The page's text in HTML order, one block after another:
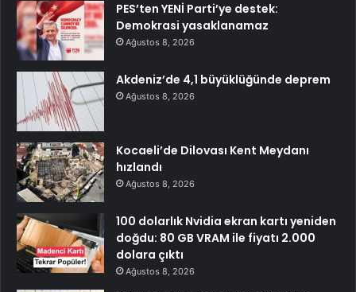
PES’ten YENİ Parti’ye destek:
Demokrasi yasaklanamaz
Ağustos 8, 2026
Akdeniz’de 4,1 büyüklüğünde deprem
Ağustos 8, 2026
Kocaeli’de Dilovası Kent Meydanı
hızlandı
Ağustos 8, 2026
100 dolarlık Nvidia ekran kartı yeniden
doğdu: 80 GB VRAM ile fiyatı 2.000
dolara çıktı
Ağustos 8, 2026